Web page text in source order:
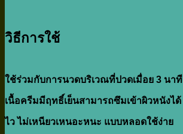
วิธีการใช้
ใช้ร่วมกับการนวดบริเวณที่ปวดเมื่อย 3 นาที
เนื้อครีมมีฤทธิ์เย็นสามารถซึมเข้าผิวหนังได้
ไว ไม่เหนียวเหนอะหนะ แบบหลอดใช้ง่าย